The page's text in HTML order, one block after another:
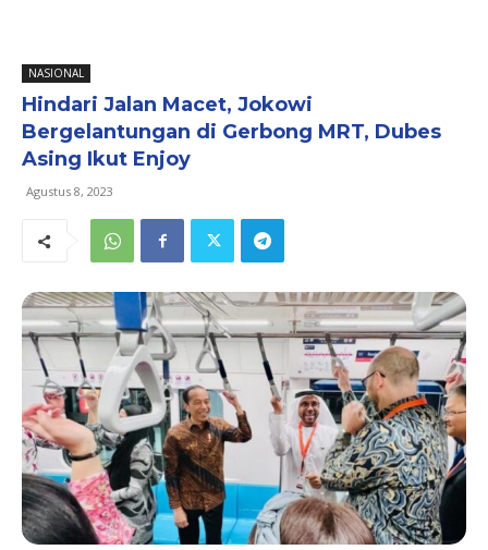
NASIONAL
Hindari Jalan Macet, Jokowi
Bergelantungan di Gerbong MRT, Dubes
Asing Ikut Enjoy
Agustus 8, 2023